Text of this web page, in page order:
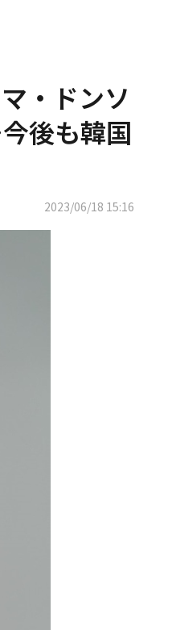
・ドンソ
後も韓国
2023/06/18 15:16